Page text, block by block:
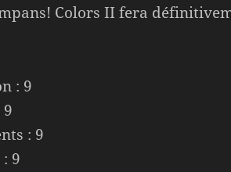
Colors II fera
: 9
: 9
9